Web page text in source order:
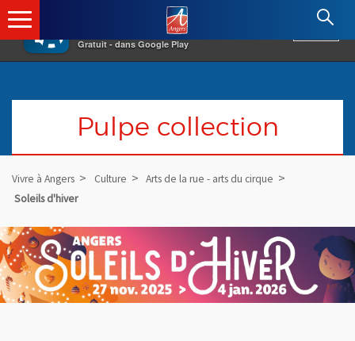
×
Gratuit - dans Google Play
Angers.fr : Retour à l'accueil
Pulpe collection
Vivre à Angers Culture
Arts de la rue - arts du cirque
Soleils d'hiver